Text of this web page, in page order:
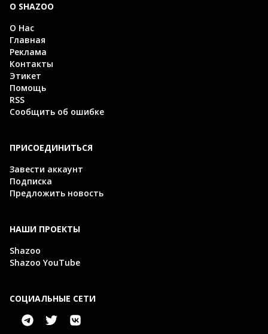
О SHAZOO
О Нас
Главная
Реклама
Контакты
Этикет
Помощь
RSS
Сообщить об ошибке
ПРИСОЕДИНИТЬСЯ
Завести аккаунт
Подписка
Предложить новость
НАШИ ПРОЕКТЫ
Shazoo
Shazoo YouTube
СОЦИАЛЬНЫЕ СЕТИ